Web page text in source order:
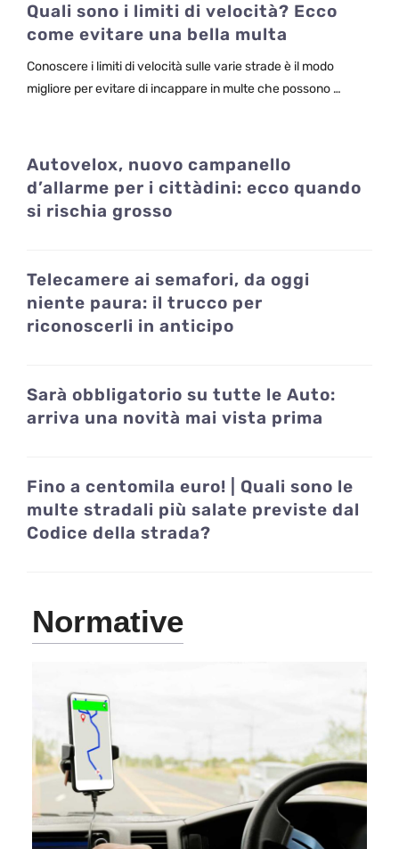
Quali sono i limiti di velocità? Ecco
come evitare una bella multa
Conoscere i limiti di velocità sulle varie strade è il modo
migliore per evitare di incappare in multe che possono …
Autovelox, nuovo campanello
d’allarme per i cittàdini: ecco quando
si rischia grosso
Telecamere ai semafori, da oggi
niente paura: il trucco per
riconoscerli in anticipo
Sarà obbligatorio su tutte le Auto:
arriva una novità mai vista prima
Fino a centomila euro! | Quali sono le
multe stradali più salate previste dal
Codice della strada?
Normative